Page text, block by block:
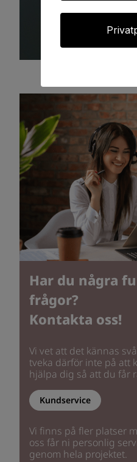
Har du några
frågor?
Kontakta oss!
Vi vet att det kännas
tveka därför inte på att
hjälpa dig så att du får
Kundservice
Vi finns på fler platser
oss får ni personlig
genom hela projektet.